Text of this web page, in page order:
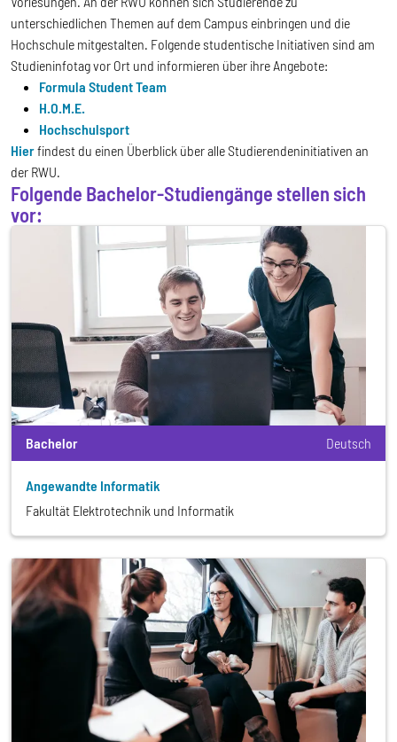
unterschiedlichen Themen auf dem Campus einbringen und die
Hochschule mitgestalten. Folgende studentische Initiativen sind am
Studieninfotag vor Ort und informieren über ihre Angebote:
Formula Student Team
H.O.M.E.
Hochschulsport
Hierfindest du einen Überblick über alle Studierendeninitiativen an
der RWU.
Folgende Bachelor-Studiengänge stellen sich
vor:
Bachelor Deutsch
Angewandte Informatik
Fakultät Elektrotechnik und Informatik